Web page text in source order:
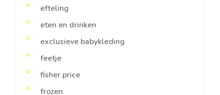
efteling
eten en drinken
exclusieve babykleding
feetje
fisher price
frozen